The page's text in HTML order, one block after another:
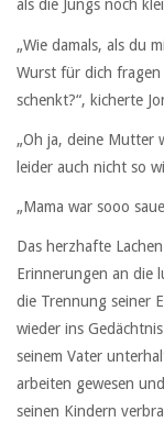
als die Jungs noch
„Wie damals, als du
Wurst für dich fragen
schenkt?“, kicherte
„Oh ja, deine Mutter
leider auch nicht so
„Mama war sooo
Das herzhafte
Erinnerungen an die
die Trennung seiner
wieder ins
seinem Vater
arbeiten gewesen
seinen Kindern